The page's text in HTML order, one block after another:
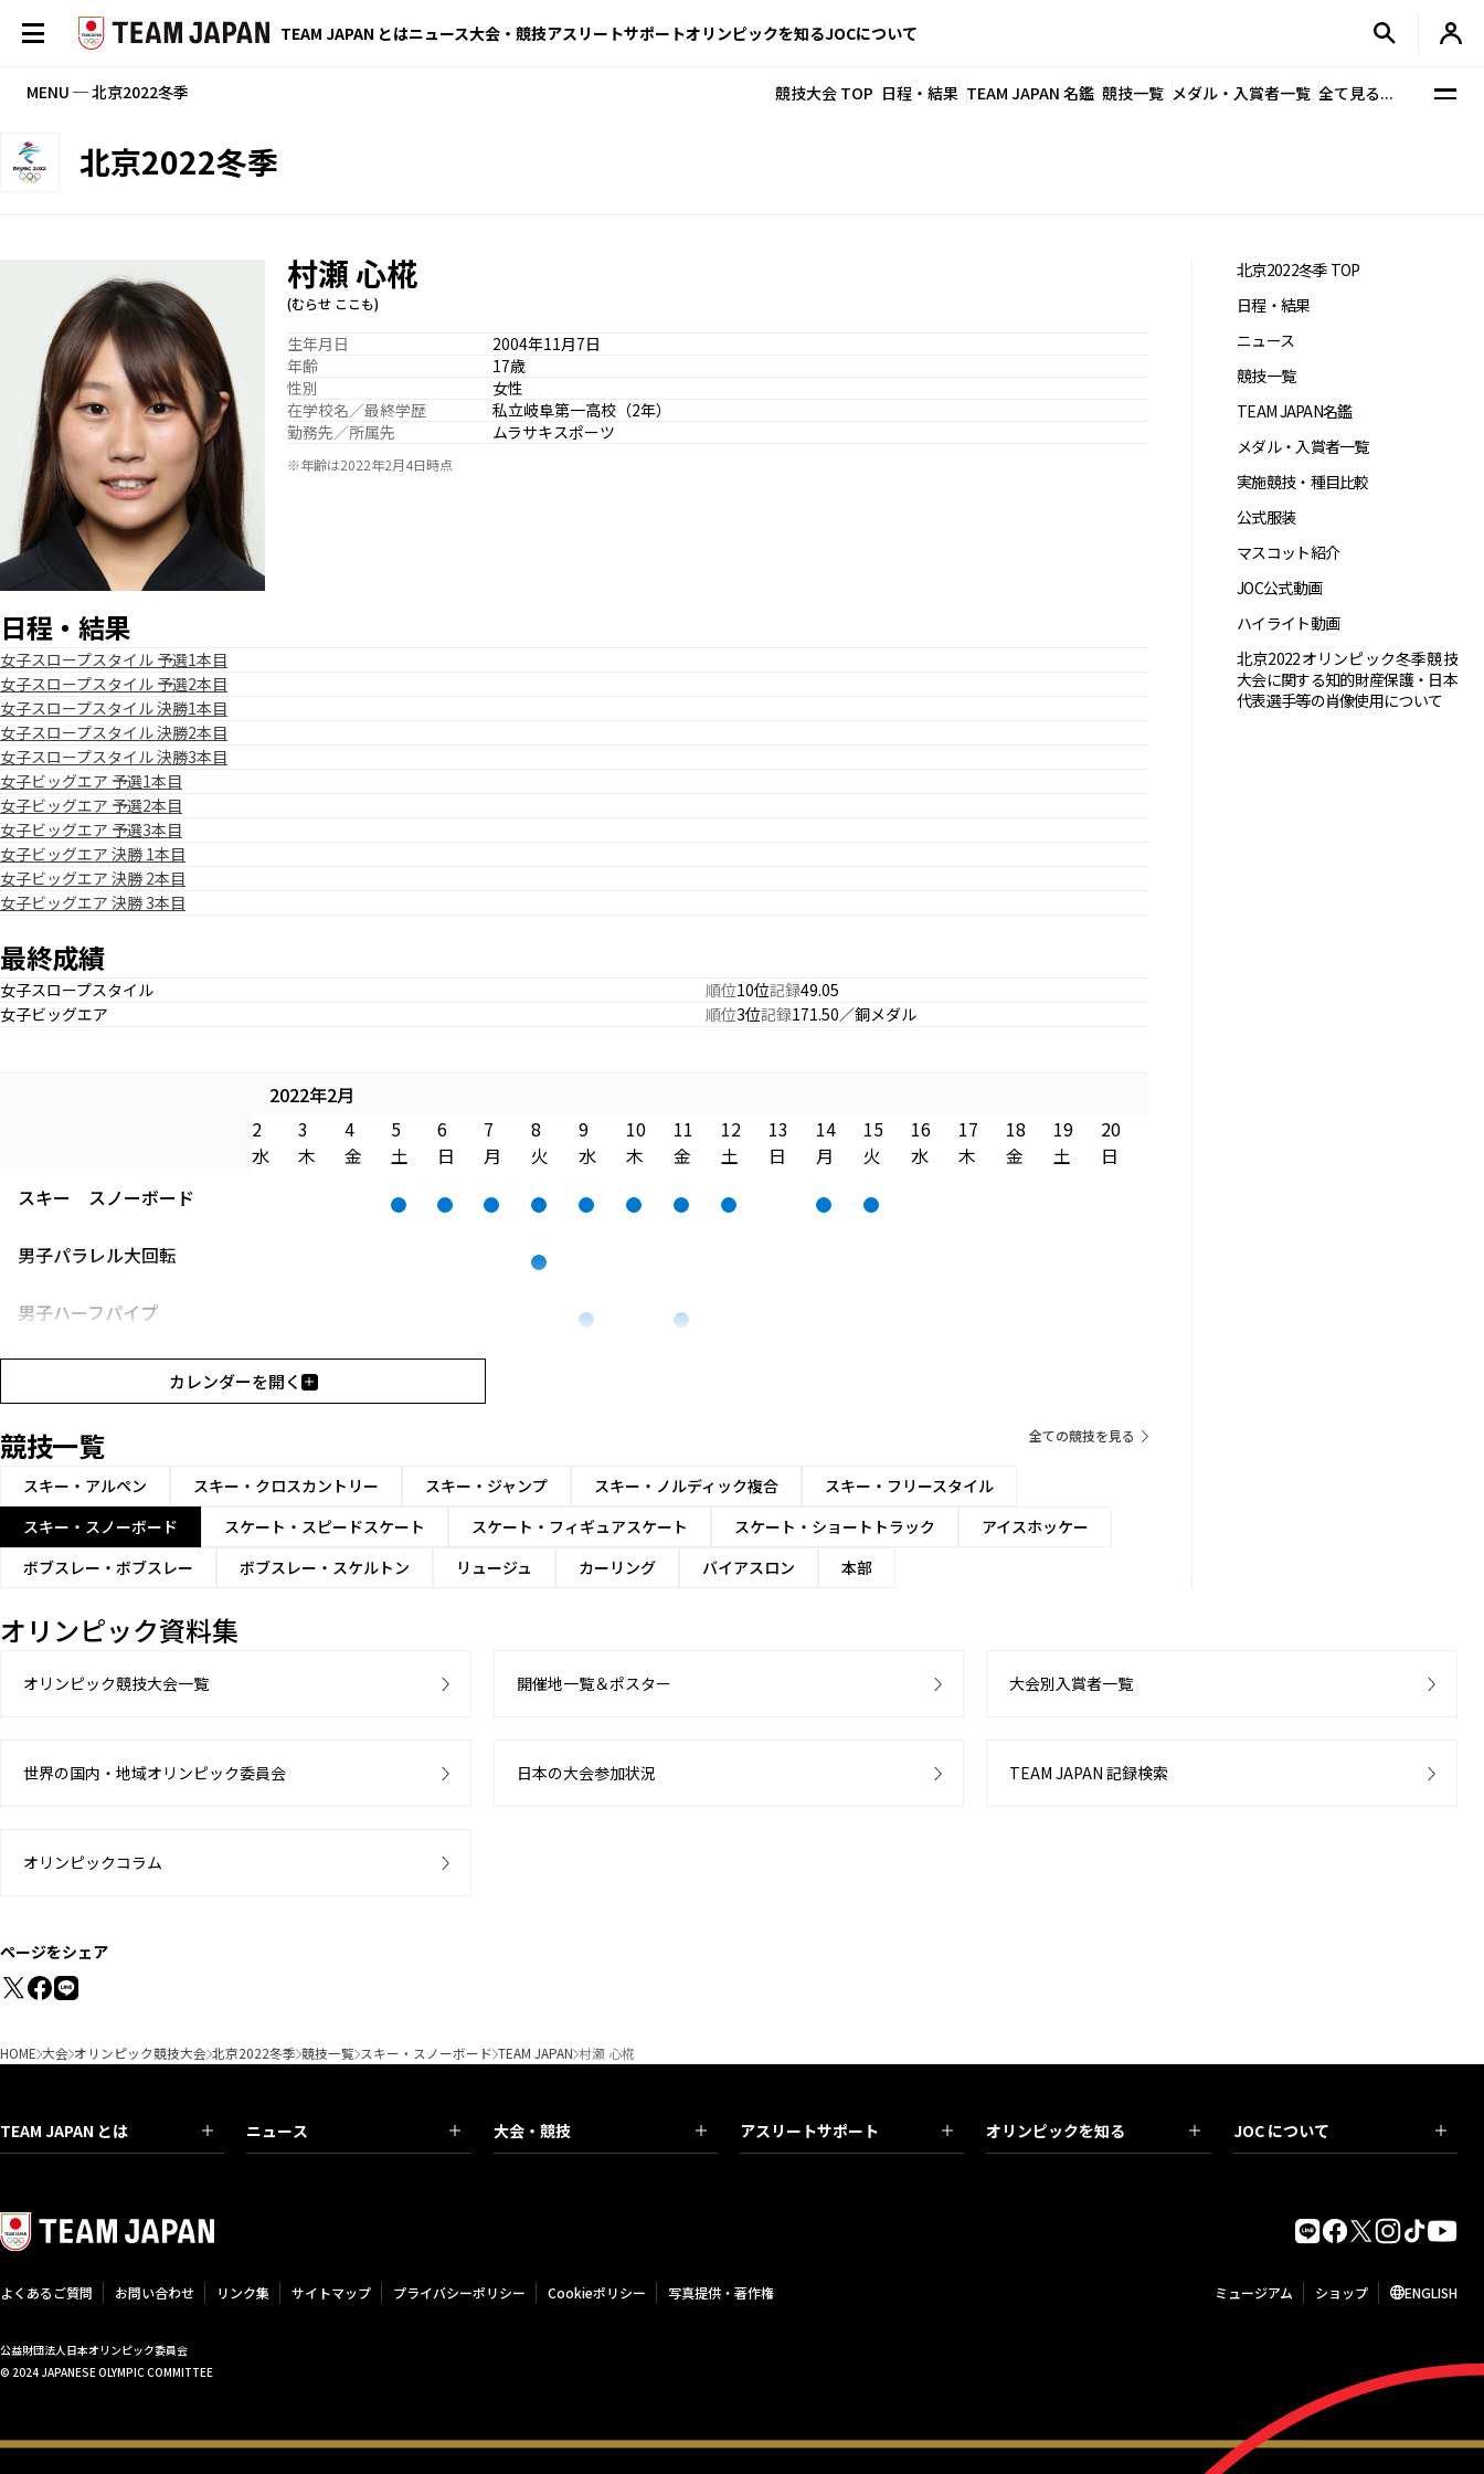
TEAM JAPAN とはニュース大会・競技アスリートサポートオリンピックを知るJOCについて
MENU ─ 北京2022冬季 競技大会 TOP 日程・結果 TEAM JAPAN 名鑑 競技一覧 メダル・入賞者一覧 全て見る...
北京2022冬季
村瀬 心椛
(むらせ ここも)
生年月日
2004年11月7日
年齢
17歳
性別
女性
在学校名／最終学歴
私立岐阜第一高校（2年）
勤務先／所属先
ムラサキスポーツ
※年齢は2022年2月4日時点
日程・結果
女子スロープスタイル 予選1本目
女子スロープスタイル 予選2本目
女子スロープスタイル 決勝1本目
女子スロープスタイル 決勝2本目
女子スロープスタイル 決勝3本目
女子ビッグエア 予選1本目
女子ビッグエア 予選2本目
女子ビッグエア 予選3本目
女子ビッグエア 決勝 1本目
女子ビッグエア 決勝 2本目
女子ビッグエア 決勝 3本目
最終成績
女子スロープスタイル 順位10位記録49.05
女子ビッグエア
順位3位記録171.50／銅メダル
2022年2月
2
3 4 5 6 7 8 9 10 11 12 13 14 15 16 17 18 19
20
水
木 金 土 日 月 火 水 木 金 土 日 月 火 水 木 金 土
日
スキー スノーボード
男子パラレル大回転
男子ハーフパイプ
男子スノーボードクロス
男子スロープスタイル
男子ビッグエア
女子パラレル大回転
女子ビッグエア
スノーボードクロス混合団
カレンダーを開く
競技一覧 全ての競技を見る
スキー・アルペン スキー・クロスカントリー スキー・ジャンプ スキー・ノルディック複合
スキー・フリースタイル
スキー・スノーボード
スケート・スピードスケート スケート・フィギュアスケート スケート・ショートトラック
アイスホッケー
ボブスレー・ボブスレー
ボブスレー・スケルトン リュージュ カーリング バイアスロン 本部
北京2022冬季 TOP
日程・結果
ニュース
競技一覧
TEAM JAPAN名鑑
メダル・入賞者一覧
実施競技・種目比較
公式服装
マスコット紹介
JOC公式動画
ハイライト動画
北京2022オリンピック冬季競技
大会に関する知的財産保護・日本
代表選手等の肖像使用について
オリンピック資料集
オリンピック競技大会一覧 開催地一覧＆ポスター 大会別入賞者一覧
世界の国内・地域オリンピック委員会 日本の大会参加状況 TEAM JAPAN 記録検索
オリンピックコラム
ページをシェア
HOME 大会 オリンピック競技大会 北京2022冬季 競技一覧 スキー・スノーボード TEAM JAPAN 村瀬 心椛
TEAM JAPAN とは ニュース 大会・競技 アスリートサポート オリンピックを知る JOC について
よくあるご質問 お問い合わせ リンク集 サイトマップ プライバシーポリシー Cookieポリシー 写真提供・著作権 ミュージアム ショップ ENGLISH
公益財団法人日本オリンピック委員会
© 2024 JAPANESE OLYMPIC COMMITTEE